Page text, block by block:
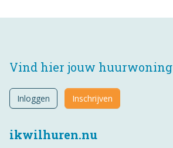
ikwilhuren.nu
Vind hier jouw huurwoning
Inloggen Inschrijven